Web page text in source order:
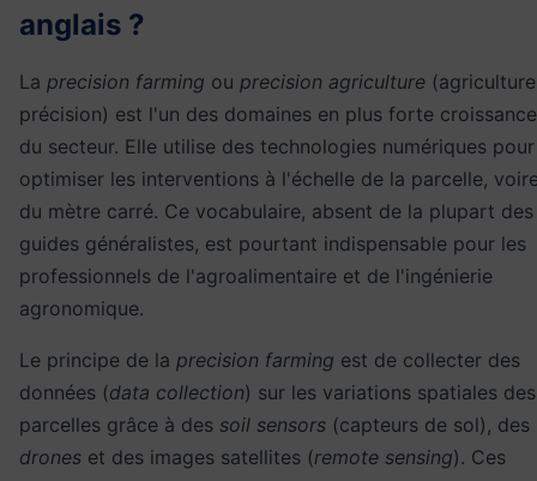
anglais ?
La precision farming ou precision agriculture
précision) est l'un des domaines en plus forte croissance
du secteur. Elle utilise des technologies numériques pour
optimiser les interventions à l'échelle de la parcelle,
du mètre carré. Ce vocabulaire, absent de la plupart des
guides généralistes, est pourtant indispensable pour les
professionnels de l'agroalimentaire et de l'ingénierie
agronomique.
Le principe de la precision farming est de collecter des
données (data collection) sur les variations spatiales des
parcelles grâce à des soil sensors (capteurs de sol), des
drones et des images satellites (remote sensing). Ces